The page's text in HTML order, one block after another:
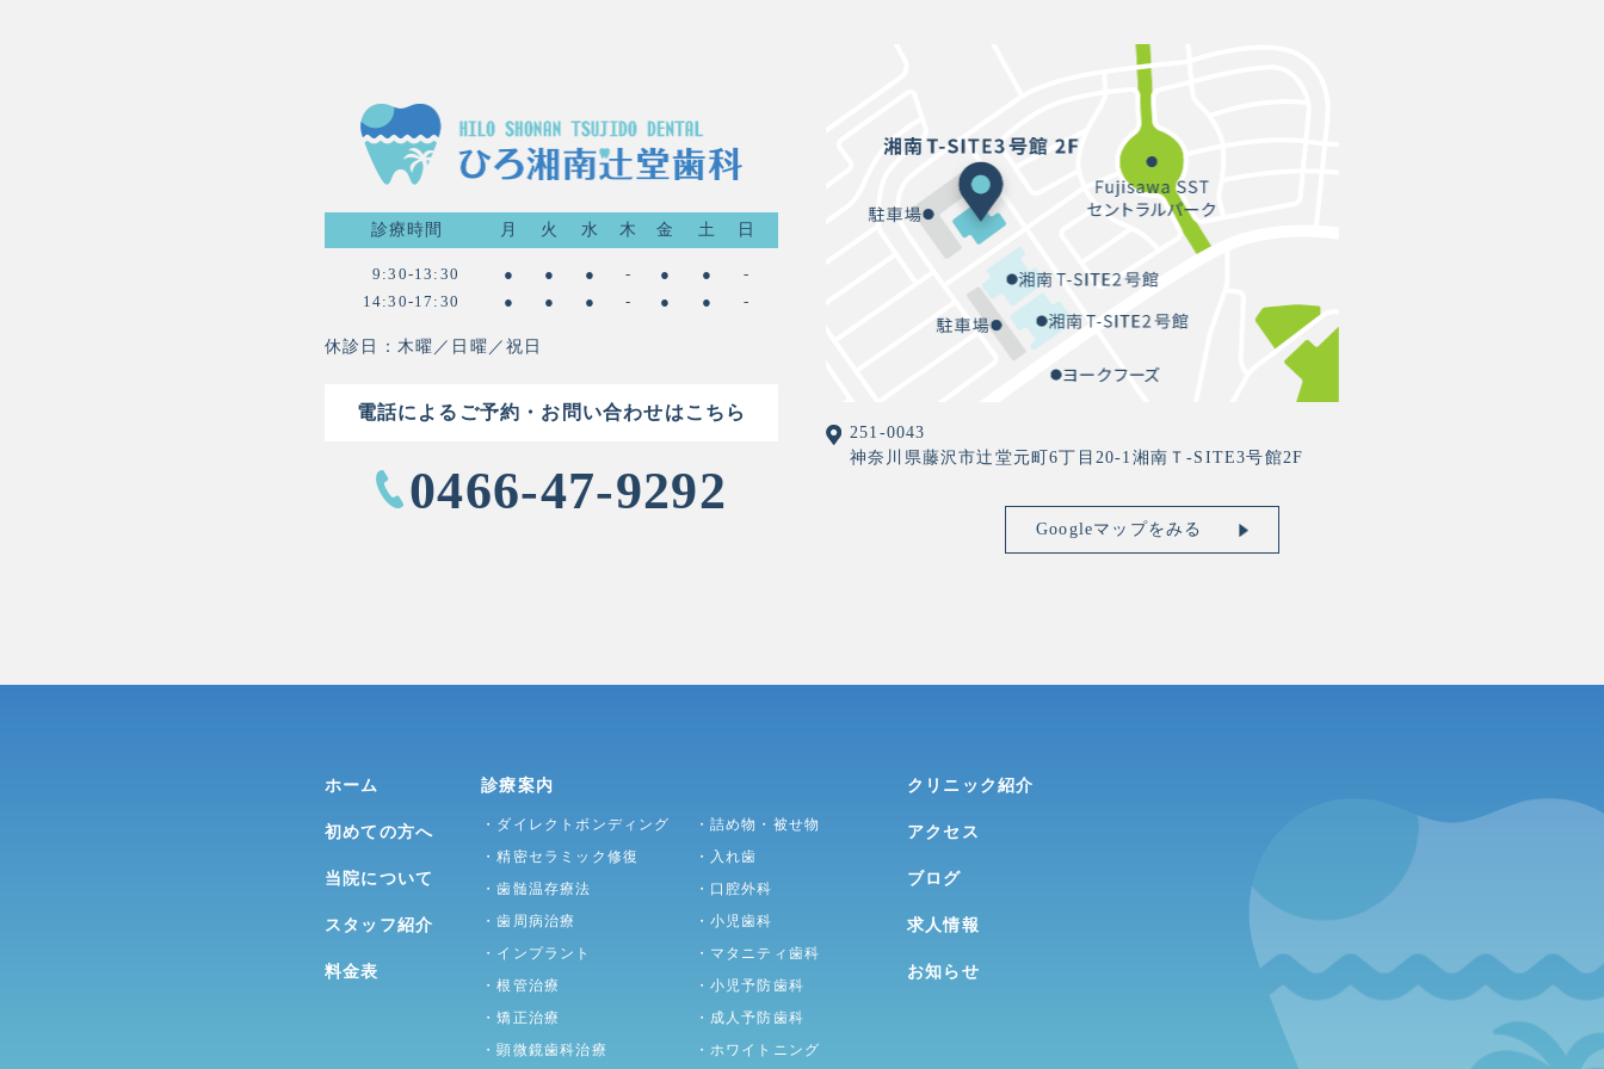
診療時間 月 火 水 木 金 土 日
9:30-13:30 ● ● ● - ● ●
-
14:30-17:30
● ● ● - ● ● -
休診日：木曜／日曜／祝日
電話によるご予約・お問い合わせはこちら
0466-47-9292
251-0043
神奈川県藤沢市辻堂元町6丁目20-1湘南Ｔ-SITE3号館2F
Googleマップをみる
ホーム
初めての方へ
当院について
スタッフ紹介
料金表
診療案内
・ダイレクトボンディング
・精密セラミック修復
・歯髄温存療法
・歯周病治療
・インプラント
・根管治療
・矯正治療
・顕微鏡歯科治療
・詰め物・被せ物
・入れ歯
・口腔外科
・小児歯科
・マタニティ歯科
・小児予防歯科
・成人予防歯科
・ホワイトニング
クリニック紹介
アクセス
ブログ
求人情報
お知らせ